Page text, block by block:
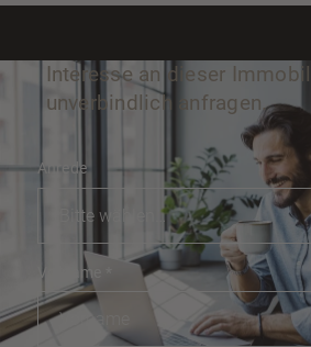
Interesse an dieser
unverbindlich anfragen.
Anrede
Vorname